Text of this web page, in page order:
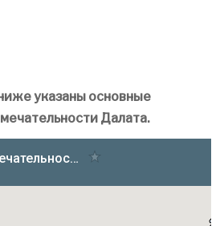
указаны основные
Далата.